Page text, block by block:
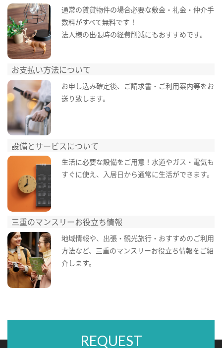
通常の賃貸物件の場合必要な敷金・礼金・仲介手
数料がすべて無料です！
法人様の出張時の経費削減にもおすすめです。
お支払い方法について
お申し込み確定後、ご請求書・ご利用案内等をお
送り致します。
設備とサービスについて
生活に必要な設備をご用意！水道やガス・電気も
すぐに使え、入居日から通常に生活ができます。
三重のマンスリーお役立ち情報
地域情報や、出張・観光旅行・おすすめのご利用
方法など、三重のマンスリーお役立ち情報をご紹
介します。
REQUEST